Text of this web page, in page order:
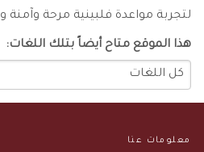
لتجربة مواعدة فلبينية مرحة وآمنة
هذا الموقع متاح أيضاً بتلك اللغات:
معلومات عنا